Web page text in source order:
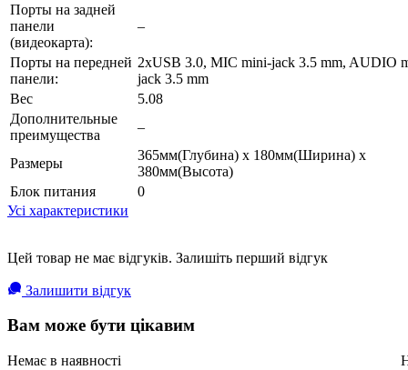
Порты на задней
панели
(видеокарта):
–
Порты на передней
панели:
2xUSB 3.0, MIC mini-jack 3.5 mm, AUDIO
jack 3.5 mm
Вес
5.08
Дополнительные
преимущества
–
Размеры
365мм(Глубина) x 180мм(Ширина) x
380мм(Высота)
Блок питания
0
Усі характеристики
Цей товар не має відгуків. Залишіть перший відгук
Залишити відгук
Вам може бути цікавим
Немає в наявності